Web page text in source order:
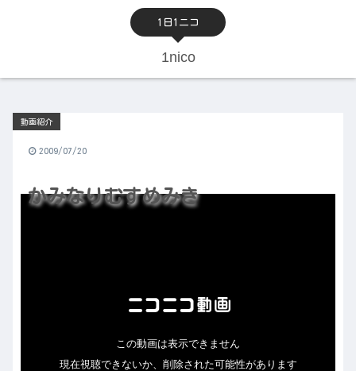
1日1ニコ
1nico
かみなりむすめみき
動画紹介
2009/07/20